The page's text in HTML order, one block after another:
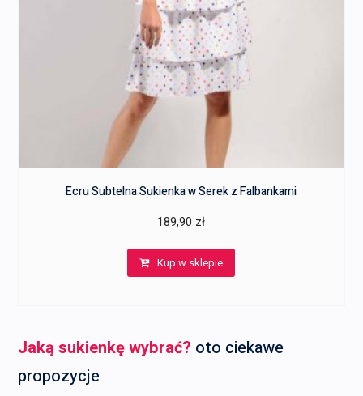
Ecru Subtelna Sukienka w Serek z Falbankami
189,90 zł
Kup w sklepie
Jaką sukienkę wybrać? oto ciekawe
propozycje